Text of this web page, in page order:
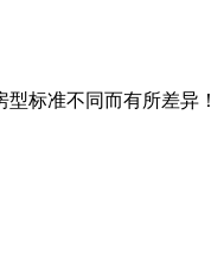
标准不同而有所差异！